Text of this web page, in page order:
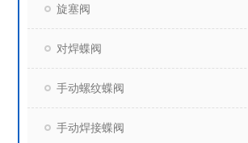
旋塞阀
对焊蝶阀
手动螺纹蝶阀
手动焊接蝶阀